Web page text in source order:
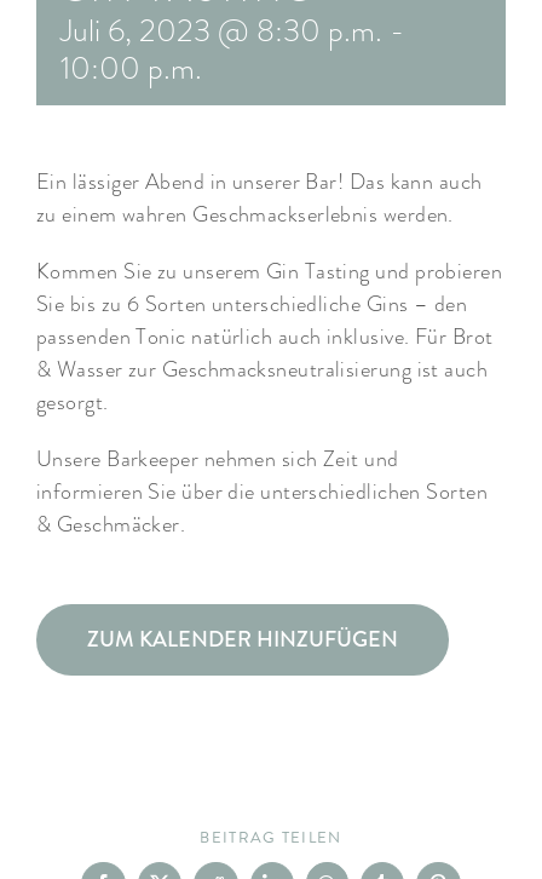
ARRANGEMENTS
WISSENSWERTES
Juli 6, 2023 @ 8:30 p.m. -
10:00 p.m.
Ein lässiger Abend in unserer Bar! Das kann auch
zu einem wahren Geschmackserlebnis werden.
Kommen Sie zu unserem Gin Tasting und probieren
Sie bis zu 6 Sorten unterschiedliche Gins – den
passenden Tonic natürlich auch inklusive. Für Brot
& Wasser zur Geschmacksneutralisierung ist auch
gesorgt.
Unsere Barkeeper nehmen sich Zeit und
informieren Sie über die unterschiedlichen Sorten
& Geschmäcker.
ZUM KALENDER HINZUFÜGEN
BEITRAG TEILEN